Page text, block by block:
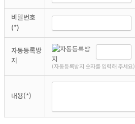
비밀번호
(*)
자동등록방
지
(자동등록방지 숫자를 입력해 주세요)
내용(*)